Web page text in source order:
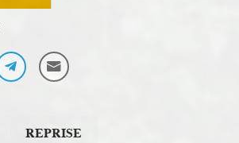
REPRISE